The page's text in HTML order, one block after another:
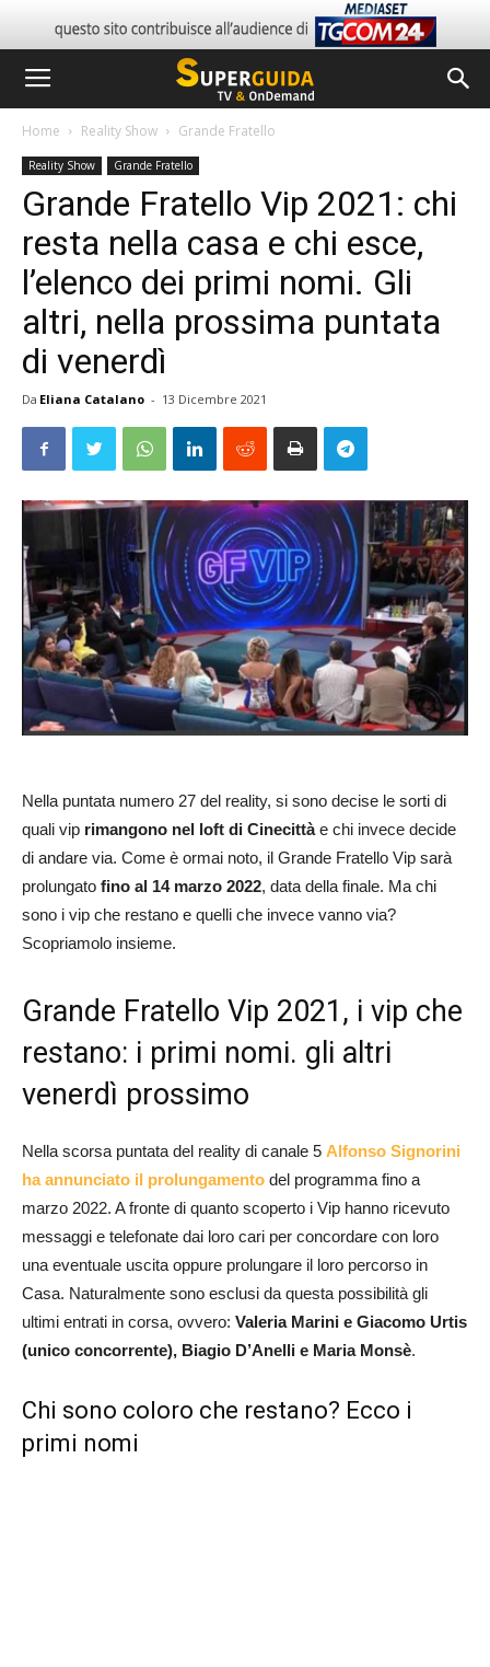
Home Reality Show Grande Fratello
Reality Show Grande Fratello
Grande Fratello Vip 2021: chi
resta nella casa e chi esce,
l’elenco dei primi nomi. Gli
altri, nella prossima puntata
di venerdì
Da Eliana Catalano - 13 Dicembre 2021
Nella puntata numero 27 del reality, si sono decise le sorti di
quali vip rimangono nel loft di Cinecittàe chi invece decide
di andare via. Come è ormai noto, il Grande Fratello Vip sarà
prolungato fino al 14 marzo 2022, data della finale. Ma chi
sono i vip che restano e quelli che invece vanno via?
Scopriamolo insieme.
Grande Fratello Vip 2021, i vip che
restano: i primi nomi. gli altri
venerdì prossimo
Nella scorsa puntata del reality di canale 5 Alfonso Signorini
ha annunciato il prolungamento del programma fino a
marzo 2022. A fronte di quanto scoperto i Vip hanno ricevuto
messaggi e telefonate dai loro cari per concordare con loro
una eventuale uscita oppure prolungare il loro percorso in
Casa. Naturalmente sono esclusi da questa possibilità gli
ultimi entrati in corsa, ovvero: Valeria Marini e Giacomo Urtis
(unico concorrente), Biagio D’Anelli e Maria Monsè.
Chi sono coloro che restano? Ecco i
primi nomi